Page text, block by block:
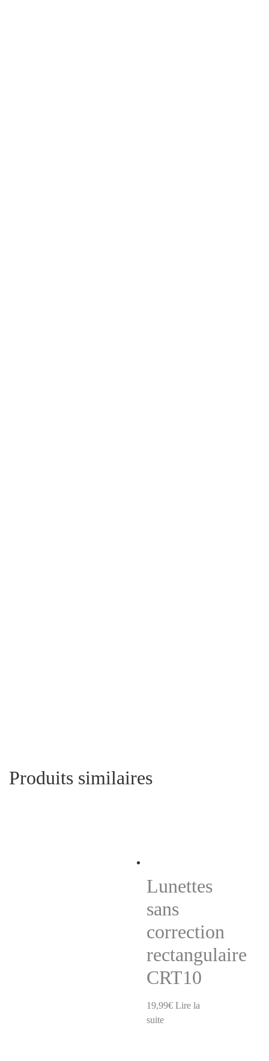
Produits similaires
Lunettes
sans
correction
rectangulaire
CRT10
19,99€ Lire la
suite